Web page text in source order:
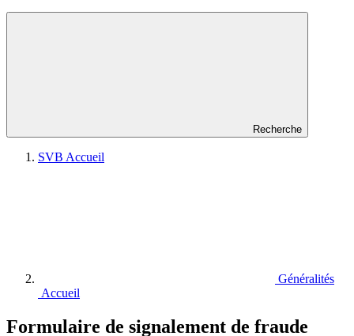
Recherche
SVB Accueil
Généralités
Accueil
Formulaire de signalement de fraude